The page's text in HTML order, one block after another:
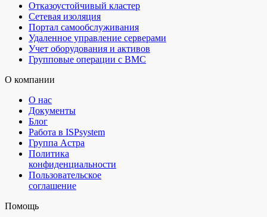
Отказоустойчивый кластер
Сетевая изоляция
Портал самообслуживания
Удаленное управление серверами
Учет оборудования и активов
Групповые операции с BMC
О компании
О нас
Документы
Блог
Работа в ISPsystem
Группа Астра
Политика
конфиденциальности
Пользовательское
соглашение
Помощь